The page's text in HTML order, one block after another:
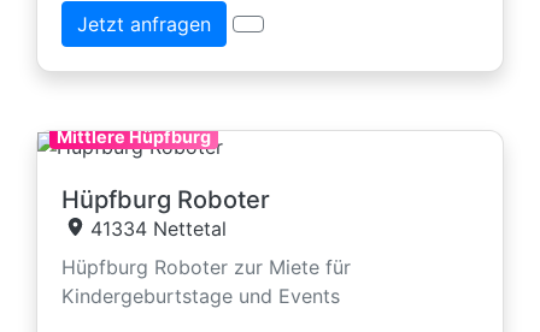
Jetzt anfragen
Mittlere Hüpfburg
Hüpfburg Roboter
41334 Nettetal
Hüpfburg Roboter zur Miete für
Kindergeburtstage und Events